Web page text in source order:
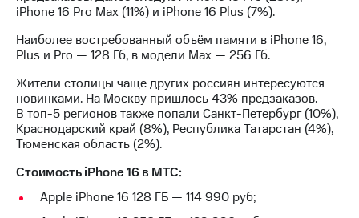
отчетность
Контакты
спикера
и акционерам
Корпоративное
управление
Корпоративный
секретарь
Раскрытие
iPhone 16 Pro Max (11%) и iPhone 16 Plus (7%).
Наиболее востребованный объём памяти в iPhone 16,
Plus и Pro — 128 Гб, в модели Max — 256 Гб.
Жители столицы чаще других россиян интересуются
новинками. На Москву пришлось 43% предзаказов.
В топ-5 регионов также попали Санкт-Петербург (10%),
Краснодарский край (8%), Республика Татарстан (4%),
Тюменская область (2%).
Стоимость iPhone 16 в МТС:
Apple iPhone 16 128 ГБ — 114 990 руб;